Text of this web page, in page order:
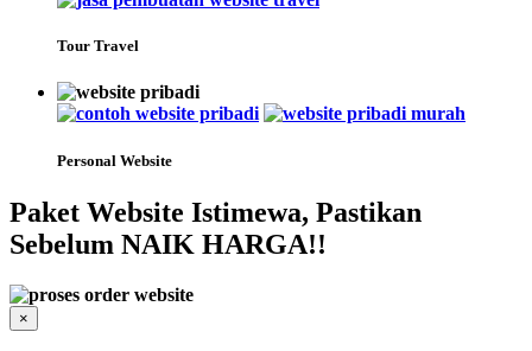
Tour Travel
Personal Website
Paket Website Istimewa, Pastikan
Sebelum NAIK HARGA!!
×